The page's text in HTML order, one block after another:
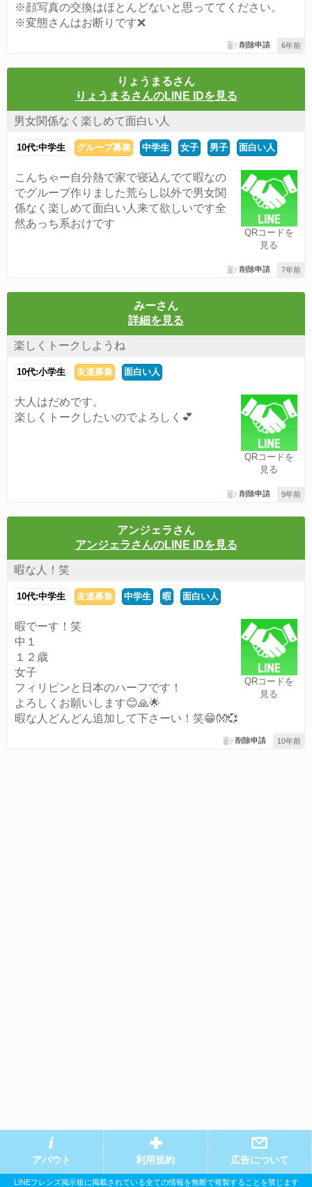
※顔写真の交換はほとんどないと思っててください。
※変態さんはお断りです❌
6年前
削除申請
りょうまるさん
りょうまるさんのLINE IDを見る
男女関係なく楽しめて面白い人
10代:中学生 グループ募集 中学生 女子 男子 面白い人
QRコードを
見る
こんちゃー自分熱で家で寝込んでて暇なの
でグループ作りました荒らし以外で男女関
係なく楽しめて面白い人来て欲しいです全
然あっち系おけです
7年前
削除申請
みーさん
詳細を見る
楽しくトークしようね
10代:小学生 友達募集 面白い人
QRコードを
見る
大人はだめです。
楽しくトークしたいのでよろしく💕
9年前
削除申請
アンジェラさん
アンジェラさんのLINE IDを見る
暇な人！笑
10代:中学生 友達募集 中学生 暇 面白い人
QRコードを
見る
暇でーす！笑
中１
１２歳
女子
フィリピンと日本のハーフです！
よろしくお願いします😊🙏🌟
暇な人どんどん追加して下さーい！笑😁👐💞
10年前
削除申請
アバウト 利用規約 広告について
LINEフレンズ掲示板に掲載されている全ての情報を無断で複製することを禁じます